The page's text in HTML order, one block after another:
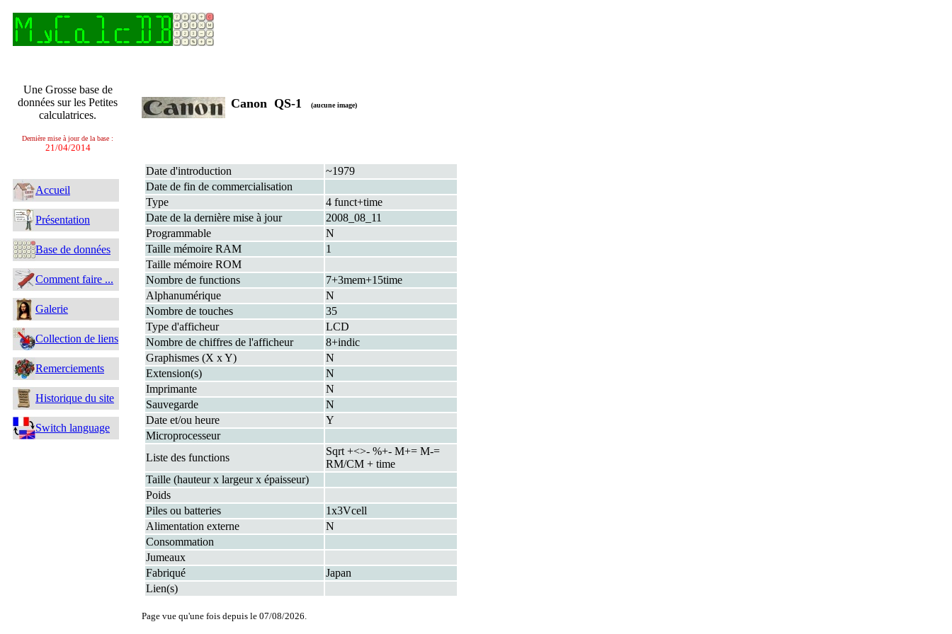
Une Grosse base de
données sur les Petites
calculatrices.
Dernière mise à jour de la base :
21/04/2014
Accueil
Présentation
Base de données
Comment faire ...
Galerie
Collection de liens
Remerciements
Historique du site
Switch language
Canon QS-1 (aucune image)
Date d'introduction
~1979
Date de fin de commercialisation
Type
4 funct+time
Date de la dernière mise à jour
2008_08_11
Programmable
N
Taille mémoire RAM
1
Taille mémoire ROM
Nombre de functions
7+3mem+15time
Alphanumérique
N
Nombre de touches
35
Type d'afficheur
LCD
Nombre de chiffres de l'afficheur
8+indic
Graphismes (X x Y)
N
Extension(s)
N
Imprimante
N
Sauvegarde
N
Date et/ou heure
Y
Microprocesseur
Liste des functions
Sqrt +<>- %+- M+= M-=
RM/CM + time
Taille (hauteur x largeur x épaisseur)
Poids
Piles ou batteries
1x3Vcell
Alimentation externe
N
Consommation
Jumeaux
Fabriqué
Japan
Lien(s)
Page vue qu'une fois depuis le 07/08/2026.